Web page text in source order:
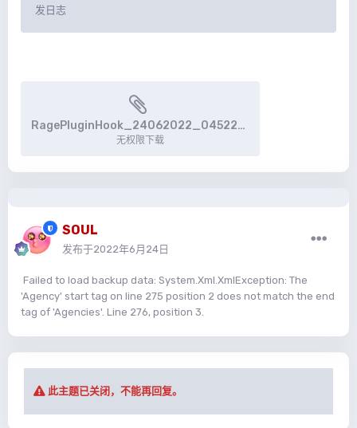
发日志
RagePluginHook_24062022_045221.log
无权限下载
SOUL
发布于2022年6月24日
Failed to load backup data: System.Xml.XmlException: The
'Agency' start tag on line 275 position 2 does not match the end
tag of 'Agencies'. Line 276, position 3.
此主题已关闭，不能再回复。